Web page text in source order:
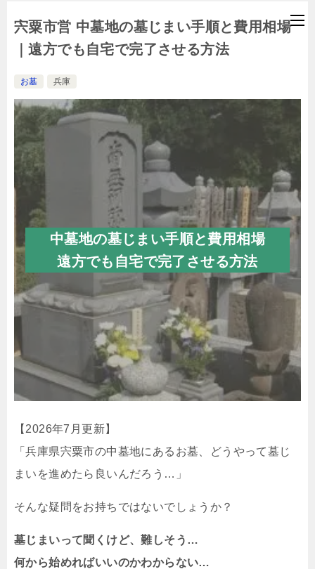
宍粟市営 中墓地の墓じまい手順と費用相場
｜遠方でも自宅で完了させる方法
お墓 兵庫
中墓地の墓じまい手順と費用相場
遠方でも自宅で完了させる方法
【2026年7月更新】
「兵庫県宍粟市の中墓地にあるお墓、どうやって墓じ
まいを進めたら良いんだろう…」
そんな疑問をお持ちではないでしょうか？
墓じまいって聞くけど、難しそう…
何から始めればいいのかわからない…